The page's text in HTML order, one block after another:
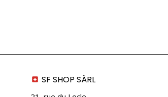
SF SHOP SÀRL